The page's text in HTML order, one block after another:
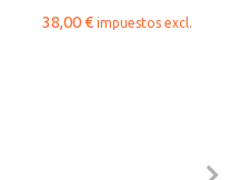
38,00€ impuestos excl.